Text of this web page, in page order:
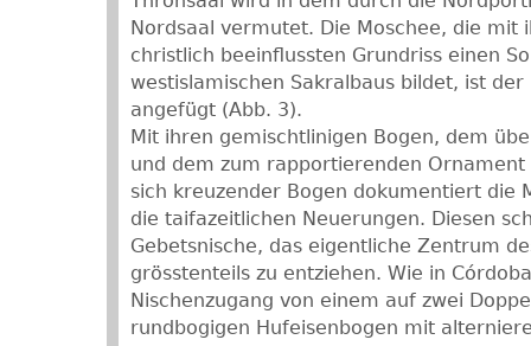
Nordsaal vermutet. Die Moschee, die mit
christlich beeinflussten Grundriss einen
westislamischen Sakralbaus bildet, ist
angefügt (Abb. 3).
Mit ihren gemischtlinigen Bogen, dem
und dem zum rapportierenden
sich kreuzender Bogen dokumentiert die
die taifazeitlichen Neuerungen. Diesen
Gebetsnische, das eigentliche Zentrum
grösstenteils zu entziehen. Wie in
Nischenzugang von einem auf zwei
rundbogigen Hufeisenbogen mit